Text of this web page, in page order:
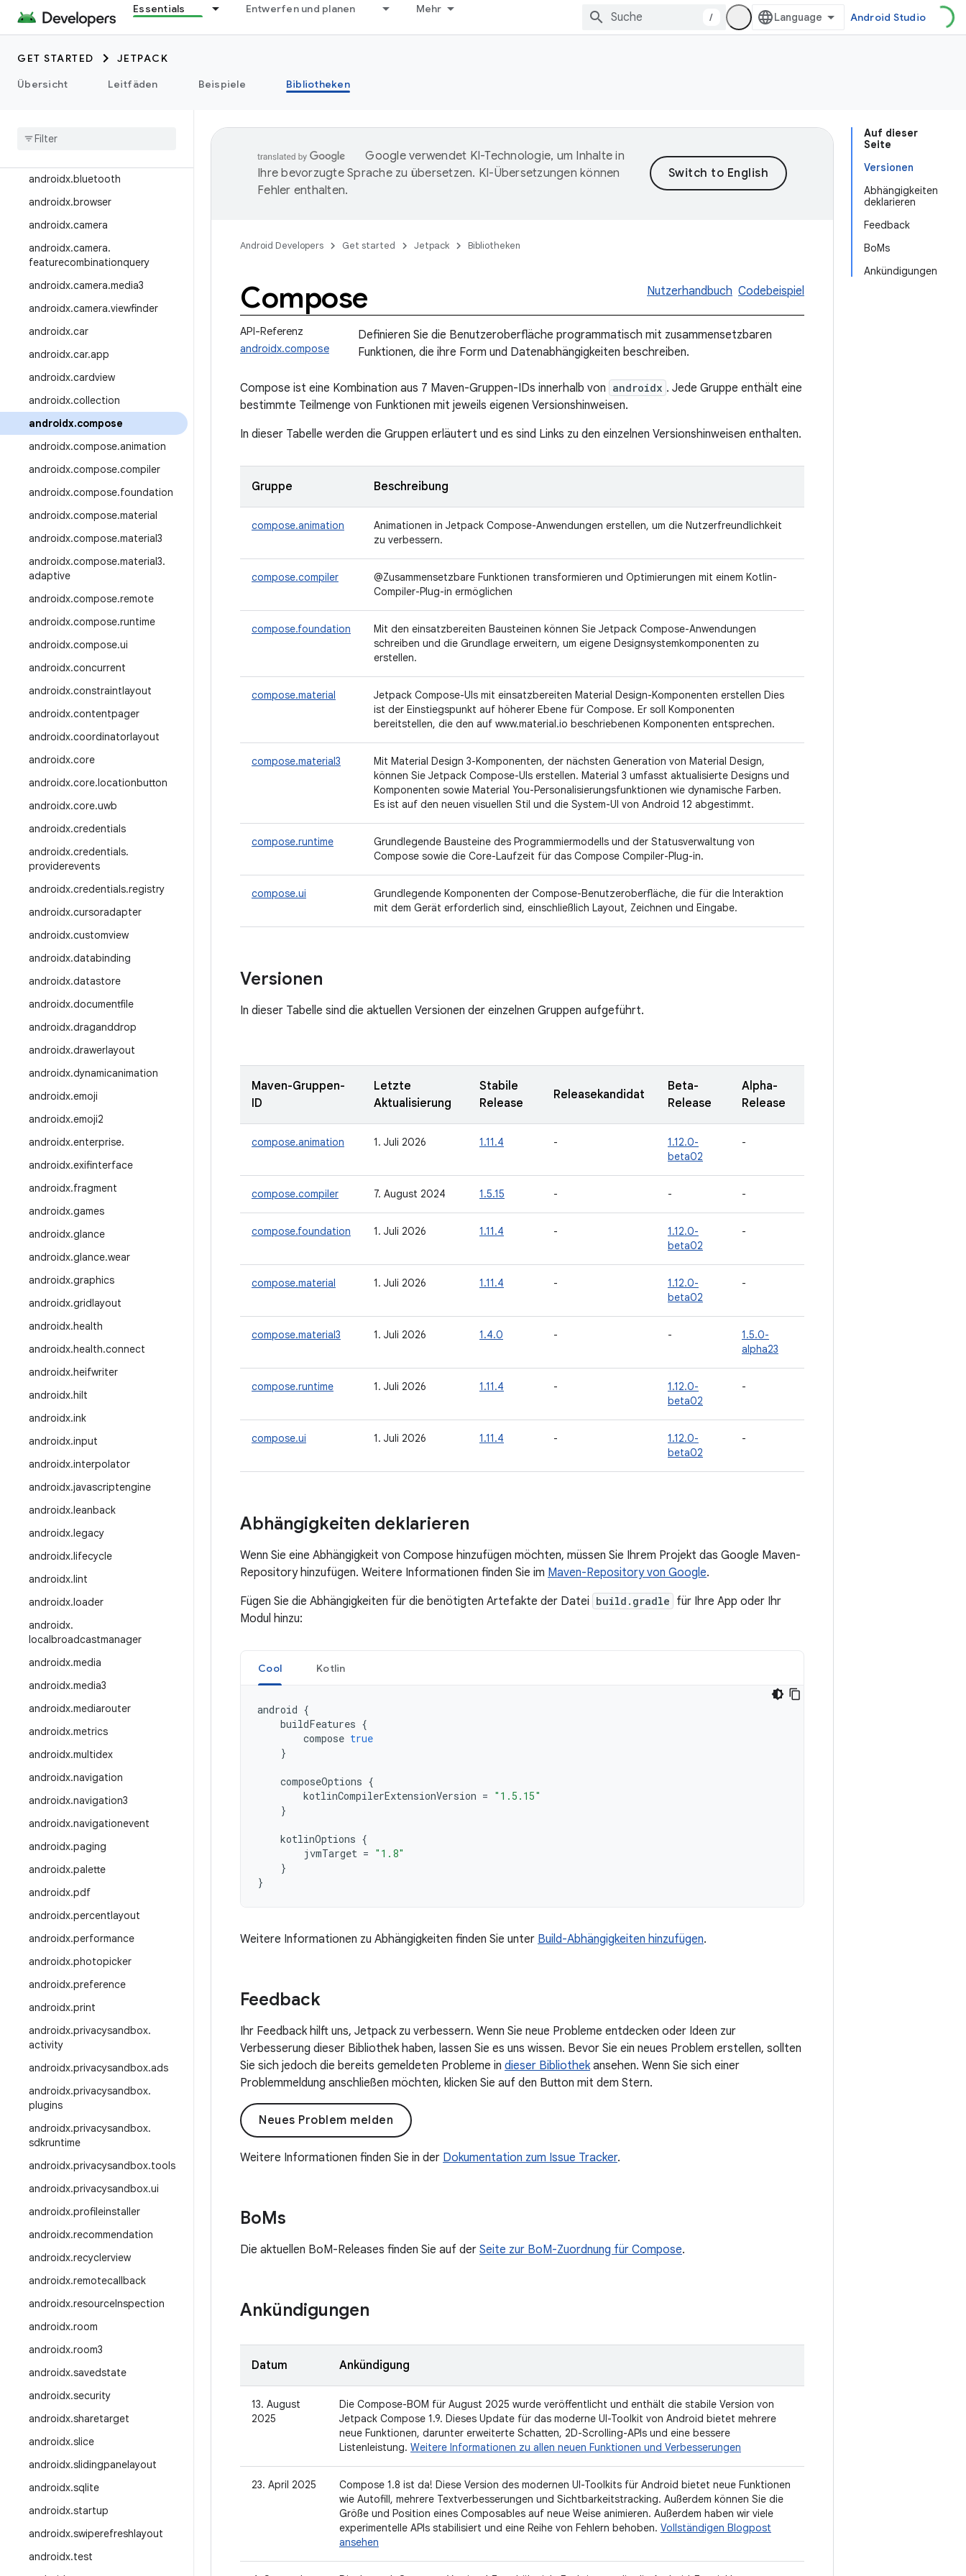
Essentials Entwerfen und planen Mehr
/ Android Studio
GET STARTED
JETPACK
Übersicht
Leitfäden Beispiele Bibliotheken
androidx.appfunctions
androidx.arch.core
androidx.asynclayoutinflater
androidx
androidx.bluetooth
androidx.browser
androidx.camera
androidx.camera.
featurecombinationquery
androidx.camera.media3
androidx.camera.viewfinder
androidx.car
androidx.car.app
androidx.cardview
androidx.collection
androidx.compose
androidx.compose.animation
androidx.compose.compiler
androidx.compose.foundation
androidx.compose.material
androidx.compose.material3
androidx.compose.material3.
adaptive
androidx.compose.remote
androidx.compose.runtime
androidx.compose.ui
androidx.concurrent
androidx.constraintlayout
androidx.contentpager
androidx.coordinatorlayout
androidx.core
androidx.core.locationbutton
androidx.core.uwb
androidx.credentials
androidx.credentials.
providerevents
androidx.credentials.registry
androidx.cursoradapter
androidx.customview
androidx.databinding
androidx.datastore
androidx.documentfile
androidx.draganddrop
androidx.drawerlayout
androidx.dynamicanimation
androidx.emoji
androidx.emoji2
androidx.enterprise.
androidx.exifinterface
androidx.fragment
androidx.games
androidx.glance
androidx.glance.wear
androidx.graphics
androidx.gridlayout
androidx.health
androidx.health.connect
androidx.heifwriter
androidx.hilt
androidx.ink
androidx.input
androidx.interpolator
androidx.javascriptengine
androidx.leanback
androidx.legacy
androidx.lifecycle
androidx.lint
androidx.loader
androidx.
localbroadcastmanager
androidx.media
androidx.media3
androidx.mediarouter
androidx.metrics
androidx.multidex
androidx.navigation
androidx.navigation3
androidx.navigationevent
androidx.paging
androidx.palette
androidx.pdf
androidx.percentlayout
androidx.performance
androidx.photopicker
androidx.preference
androidx.print
androidx.privacysandbox.
activity
androidx.privacysandbox.ads
androidx.privacysandbox.
plugins
androidx.privacysandbox.
sdkruntime
androidx.privacysandbox.tools
androidx.privacysandbox.ui
androidx.profileinstaller
androidx.recommendation
androidx.recyclerview
androidx.remotecallback
androidx.resourceInspection
androidx.room
androidx.room3
androidx.savedstate
androidx.security
androidx.sharetarget
androidx.slice
androidx.slidingpanelayout
androidx.sqlite
androidx.startup
androidx.swiperefreshlayout
androidx.test
Auf dieser
Seite
Versionen
Abhängigkeiten
deklarieren
Feedback
BoMs
Ankündigungen
Google verwendet KI-Technologie, um Inhalte in
Ihre bevorzugte Sprache zu übersetzen. KI-Übersetzungen können
Fehler enthalten.
Android Developers Get started Jetpack Bibliotheken
Compose Nutzerhandbuch Codebeispiel
API-Referenz
androidx.compose
Definieren Sie die Benutzeroberfläche programmatisch mit zusammensetzbaren
Funktionen, die ihre Form und Datenabhängigkeiten beschreiben.
Compose ist eine Kombination aus 7 Maven-Gruppen-IDs innerhalb von androidx . Jede Gruppe enthält eine
bestimmte Teilmenge von Funktionen mit jeweils eigenen Versionshinweisen.
In dieser Tabelle werden die Gruppen erläutert und es sind Links zu den einzelnen Versionshinweisen enthalten.
Gruppe Beschreibung
compose.animation
Animationen in Jetpack Compose-Anwendungen erstellen, um die Nutzerfreundlichkeit
zu verbessern.
compose.compiler
@Zusammensetzbare Funktionen transformieren und Optimierungen mit einem Kotlin-
Compiler-Plug-in ermöglichen
compose.foundation
Mit den einsatzbereiten Bausteinen können Sie Jetpack Compose-Anwendungen
schreiben und die Grundlage erweitern, um eigene Designsystemkomponenten zu
erstellen.
compose.material
Jetpack Compose-UIs mit einsatzbereiten Material Design-Komponenten erstellen Dies
ist der Einstiegspunkt auf höherer Ebene für Compose. Er soll Komponenten
bereitstellen, die den auf www.material.io beschriebenen Komponenten entsprechen.
compose.material3
Mit Material Design 3-Komponenten, der nächsten Generation von Material Design,
können Sie Jetpack Compose-UIs erstellen. Material 3 umfasst aktualisierte Designs und
Komponenten sowie Material You-Personalisierungsfunktionen wie dynamische Farben.
Es ist auf den neuen visuellen Stil und die System-UI von Android 12 abgestimmt.
compose.runtime
Grundlegende Bausteine des Programmiermodells und der Statusverwaltung von
Compose sowie die Core-Laufzeit für das Compose Compiler-Plug-in.
compose.ui
Grundlegende Komponenten der Compose-Benutzeroberfläche, die für die Interaktion
mit dem Gerät erforderlich sind, einschließlich Layout, Zeichnen und Eingabe.
Versionen
In dieser Tabelle sind die aktuellen Versionen der einzelnen Gruppen aufgeführt.
Maven-Gruppen-
ID
Letzte
Aktualisierung
Stabile
Release
Releasekandidat
Beta-
Release
Alpha-
Release
compose.animation 1. Juli 2026 1.11.4 -
1.12.0-
beta02
-
compose.compiler 7. August 2024 1.5.15 - - -
compose.foundation 1. Juli 2026 1.11.4 -
1.12.0-
beta02
-
compose.material 1. Juli 2026 1.11.4 -
1.12.0-
beta02
-
compose.material3 1. Juli 2026 1.4.0 - -
1.5.0-
alpha23
compose.runtime 1. Juli 2026 1.11.4 -
1.12.0-
beta02
-
compose.ui 1. Juli 2026 1.11.4 -
1.12.0-
beta02
-
Abhängigkeiten deklarieren
Wenn Sie eine Abhängigkeit von Compose hinzufügen möchten, müssen Sie Ihrem Projekt das Google Maven-
Repository hinzufügen. Weitere Informationen finden Sie im Maven-Repository von Google.
Fügen Sie die Abhängigkeiten für die benötigten Artefakte der Datei build.gradle für Ihre App oder Ihr
Modul hinzu:
Cool Kotlin
android {
buildFeatures {
compose true
}
composeOptions {
kotlinCompilerExtensionVersion = "1.5.15"
}
kotlinOptions {
jvmTarget = "1.8"
}
}
Weitere Informationen zu Abhängigkeiten finden Sie unter Build-Abhängigkeiten hinzufügen.
Feedback
Ihr Feedback hilft uns, Jetpack zu verbessern. Wenn Sie neue Probleme entdecken oder Ideen zur
Verbesserung dieser Bibliothek haben, lassen Sie es uns wissen. Bevor Sie ein neues Problem erstellen, sollten
Sie sich jedoch die bereits gemeldeten Probleme in dieser Bibliothekansehen. Wenn Sie sich einer
Problemmeldung anschließen möchten, klicken Sie auf den Button mit dem Stern.
Neues Problem melden
Weitere Informationen finden Sie in der Dokumentation zum Issue Tracker.
BoMs
Die aktuellen BoM-Releases finden Sie auf der Seite zur BoM-Zuordnung für Compose.
Ankündigungen
Datum Ankündigung
13. August
2025
Die Compose-BOM für August 2025 wurde veröffentlicht und enthält die stabile Version von
Jetpack Compose 1.9. Dieses Update für das moderne UI-Toolkit von Android bietet mehrere
neue Funktionen, darunter erweiterte Schatten, 2D-Scrolling-APIs und eine bessere
Listenleistung. Weitere Informationen zu allen neuen Funktionen und Verbesserungen
23. April 2025
Compose 1.8 ist da! Diese Version des modernen UI-Toolkits für Android bietet neue Funktionen
wie Autofill, mehrere Textverbesserungen und Sichtbarkeitstracking. Außerdem können Sie die
Größe und Position eines Composables auf neue Weise animieren. Außerdem haben wir viele
experimentelle APIs stabilisiert und eine Reihe von Fehlern behoben. Vollständigen Blogpost
ansehen